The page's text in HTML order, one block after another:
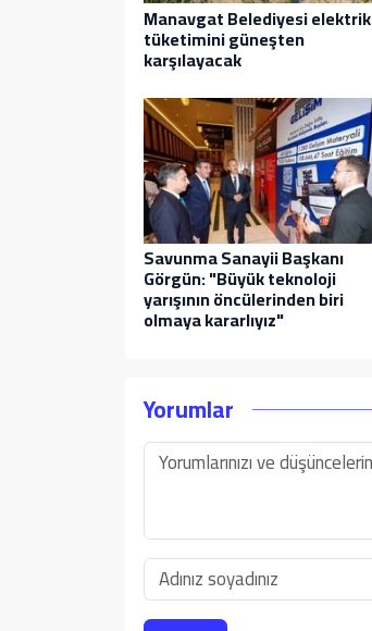
Manavgat Belediyesi elektrik
tüketimini güneşten
karşılayacak
Savunma Sanayii Başkanı
Görgün: "Büyük teknoloji
yarışının öncülerinden biri
olmaya kararlıyız"
Yorumlar